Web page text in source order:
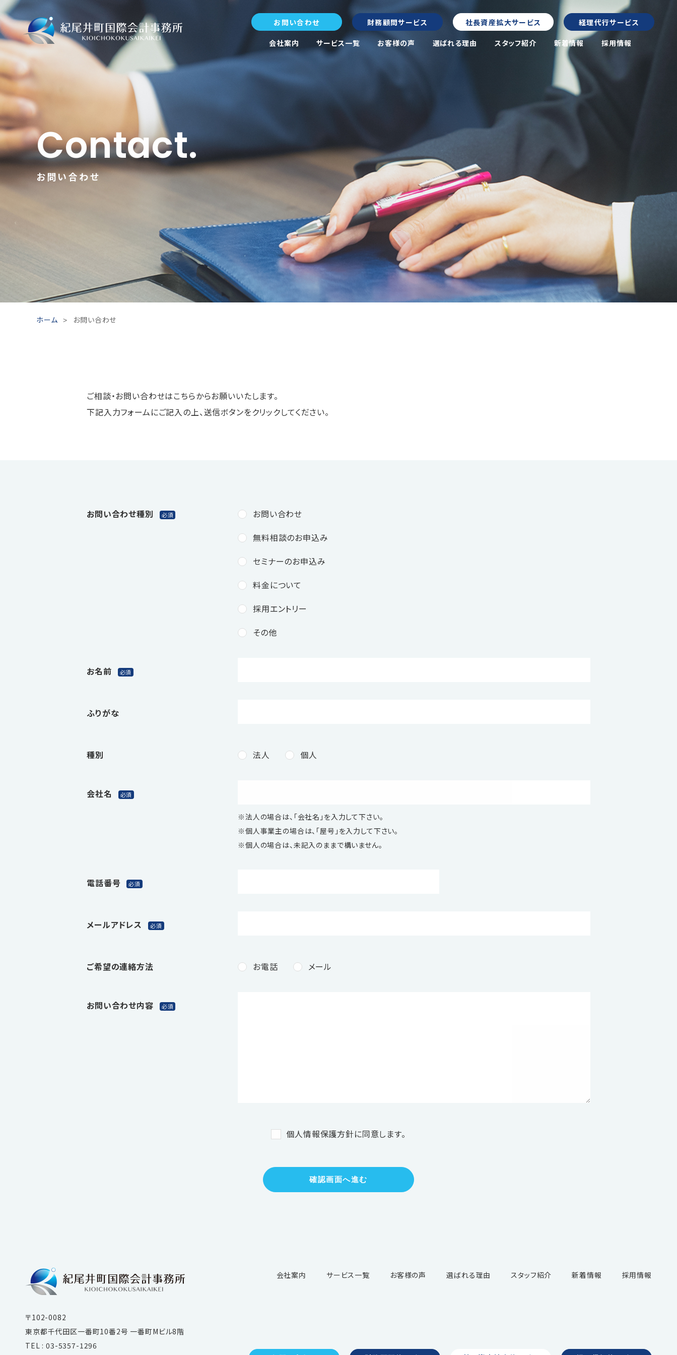
お問い合わせ 財務顧問サービス 社長資産拡大サービス 経理代行サービス
会社案内 サービス一覧 お客様の声 選ばれる理由 スタッフ紹介 新着情報 採用情報
Contact.
お問い合わせ
ホーム お問い合わせ
ご相談・お問い合わせはこちらからお願いいたします。
下記入力フォームにご記入の上、送信ボタンをクリックしてください。
お問い合わせ種別
お問い合わせ
無料相談のお申込み
セミナーのお申込み
料金について
採用エントリー
その他
お名前
ふりがな
種別 法人 個人
会社名
※法人の場合は、「会社名」を入力して下さい。
※個人事業主の場合は、「屋号」を入力して下さい。
※個人の場合は、未記入のままで構いません。
電話番号
メールアドレス
ご希望の連絡方法 お電話 メール
お問い合わせ内容
個人情報保護方針に同意します。
確認画面へ進む
〒102-0082
東京都千代田区一番町10番2号 一番町Mビル8階
TEL : 03-5357-1296
会社案内 サービス一覧 お客様の声 選ばれる理由 スタッフ紹介 新着情報 採用情報